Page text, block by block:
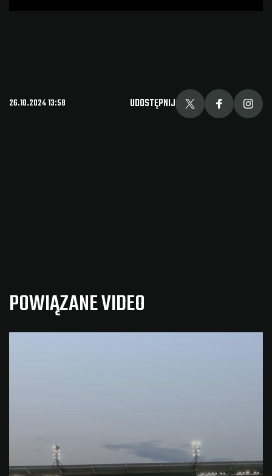
26.10.2024 13:58 UDOSTĘPNIJ
POWIĄZANE VIDEO